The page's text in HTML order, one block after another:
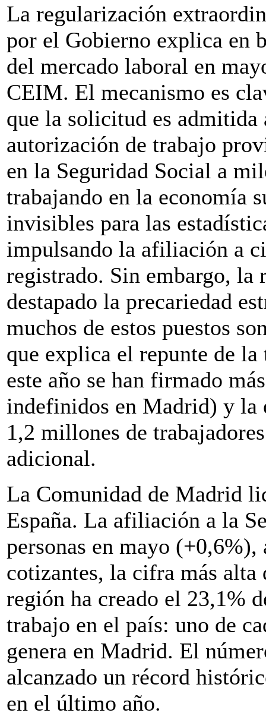
La regularización
por el Gobierno explica en
del mercado laboral en
CEIM. El mecanismo es
que la solicitud es admitida
autorización de trabajo
en la Seguridad Social a
trabajando en la economía
invisibles para las
impulsando la afiliación a
registrado. Sin embargo, la
destapado la precariedad
muchos de estos puestos
que explica el repunte de
este año se han firmado
indefinidos en Madrid) y la
1,2 millones de
adicional.
La Comunidad de Madrid
España. La afiliación a la
personas en mayo
cotizantes, la cifra más
región ha creado el 23,1%
trabajo en el país: uno de
genera en Madrid. El
alcanzado un récord
en el último año.